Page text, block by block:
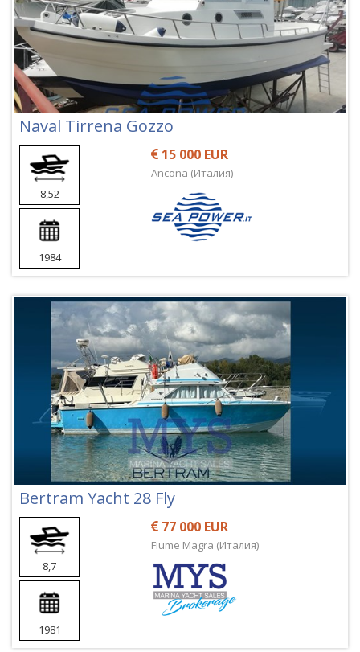
Naval Tirrena Gozzo
8,52
1984
15 000 EUR
Ancona (Италия)
Bertram Yacht 28 Fly
8,7
1981
77 000 EUR
Fiume Magra (Италия)